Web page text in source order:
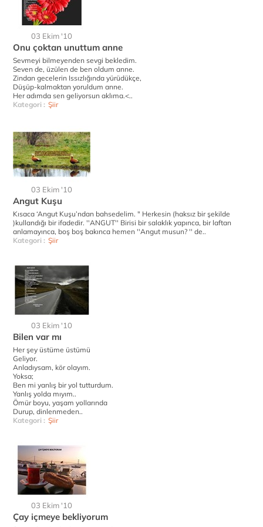
03 Ekim '10
Onu çoktan unuttum anne
Sevmeyi bilmeyenden sevgi bekledim.
Seven de, üzülen de ben oldum anne.
Zindan gecelerin Issızlığında yürüdükçe,
Düşüp-kalmaktan yoruldum anne.
Her adımda sen geliyorsun aklıma.<..
Kategori : Şiir
03 Ekim '10
Angut Kuşu
Kısaca ‘Angut Kuşu’ndan bahsedelim. " Herkesin (haksız bir şekilde
)kullandığı bir ifadedir. ''ANGUT'' Birisi bir salaklık yapınca, bir laftan
anlamayınca, boş boş bakınca hemen ''Angut musun? '' de..
Kategori : Şiir
03 Ekim '10
Bilen var mı
Her şey üstüme üstümü
Geliyor.
Anladıysam, kör olayım.
Yoksa;
Ben mi yanlış bir yol tutturdum.
Yanlış yolda mıyım..
Ömür boyu, yaşam yollarında
Durup, dinlenmeden..
Kategori : Şiir
03 Ekim '10
Çay içmeye bekliyorum